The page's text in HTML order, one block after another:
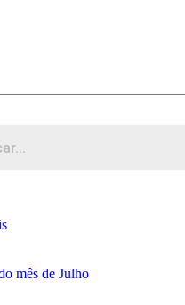
mês de Julho